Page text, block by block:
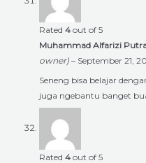
Rated 4 out of 5
Muhammad Alfarizi
owner) – September 21,
Seneng bisa belajar
juga ngebantu banget
Rated 4 out of 5